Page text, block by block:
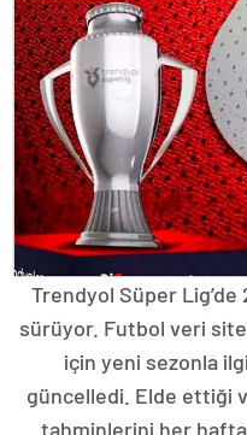
Trendyol Süper
sürüyor. Futbol veri
için yeni sezonla
güncelledi. Elde ettiği
tahminlerini her